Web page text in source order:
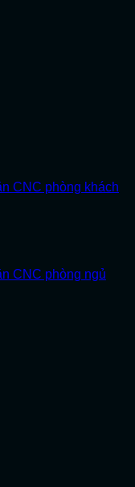
CNC phòng khách
CNC phòng ngủ